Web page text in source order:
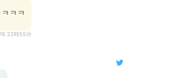
ㅋㅋ
22時55分